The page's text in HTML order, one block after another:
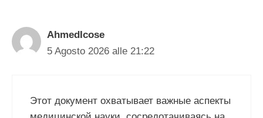
AhmedIcose
5 Agosto 2026 alle 21:22
Этот документ охватывает важные аспекты